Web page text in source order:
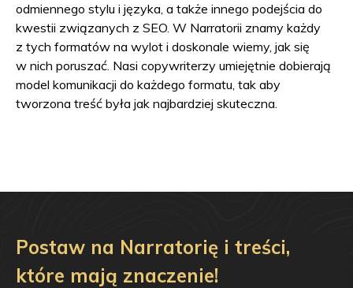
odmiennego stylu i języka, a także innego podejścia do
kwestii związanych z SEO. W Narratorii znamy każdy
z tych formatów na wylot i doskonale wiemy, jak się
w nich poruszać. Nasi copywriterzy umiejętnie dobierają
model komunikacji do każdego formatu, tak aby
tworzona treść była jak najbardziej skuteczna.
Postaw na Narratorię i treści,
które mają znaczenie!